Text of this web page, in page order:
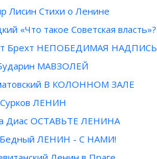
Лисин Стихи о Ленине
«Что такое Советская власть»?
Брехт НЕПОБЕДИМАЯ НАДПИСЬ
МАВЗОЛЕЙ
В КОЛОННОМ ЗАЛЕ
Сурков ЛЕНИН
Диас ОСТАВЬТЕ ЛЕНИНА
ЛЕНИН - С НАМИ!